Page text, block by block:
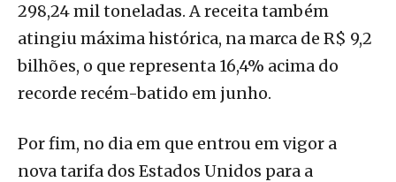
298,24 mil toneladas. A receita também
atingiu máxima histórica, na marca de R$ 9,2
bilhões, o que representa 16,4% acima do
recorde recém-batido em junho.
Por fim, no dia em que entrou em vigor a
nova tarifa dos Estados Unidos para a